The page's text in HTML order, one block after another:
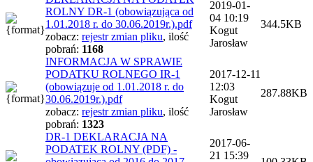
ROLNY DR-1 (obowiązująca od
1.01.2018 r. do 30.06.2019r.).pdf
zobacz: rejestr zmian pliku, ilość
pobrań: 1168
2019-01-
04 10:19
Kogut
Jarosław
344.5KB
INFORMACJA W SPRAWIE
PODATKU ROLNEGO IR-1
(obowiązuje od 1.01.2018 r. do
30.06.2019r.).pdf
zobacz: rejestr zmian pliku, ilość
pobrań: 1323
2017-12-11
12:03
Kogut
Jarosław
287.88KB
DR-1 DEKLARACJA NA
PODATEK ROLNY (PDF) -
2017-06-
21 15:39